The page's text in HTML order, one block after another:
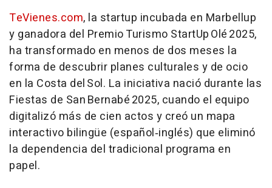
TeVienes.com, la startup incubada en Marbellup
y ganadora del Premio Turismo StartUp Olé 2025,
ha transformado en menos de dos meses la
forma de descubrir planes culturales y de ocio
en la Costa del Sol. La iniciativa nació durante las
Fiestas de San Bernabé 2025, cuando el equipo
digitalizó más de cien actos y creó un mapa
interactivo bilingüe (español‑inglés) que eliminó
la dependencia del tradicional programa en
papel.